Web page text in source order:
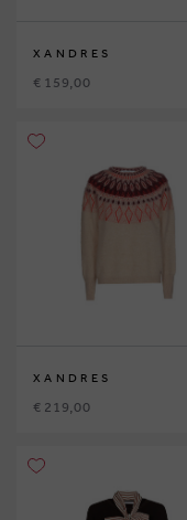
XANDRES
€ 159,00
XANDRES
€ 219,00